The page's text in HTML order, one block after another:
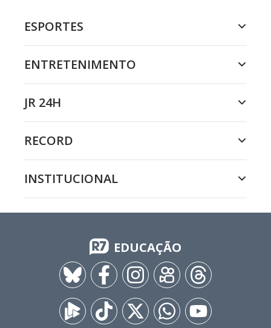
ESPORTES
ENTRETENIMENTO
JR 24H
RECORD
INSTITUCIONAL
EDUCAÇÃO